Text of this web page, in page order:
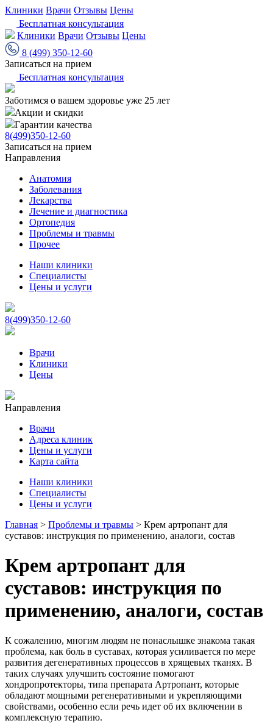
Клиники Врачи Отзывы Цены
Бесплатная консультация
Клиники Врачи Отзывы Цены
8 (499) 350-12-60
Записаться на прием
Бесплатная консультация
Заботимся о вашем здоровье уже 25 лет
Акции и скидки
Гарантии качества
8(499)350-12-60
Записаться на прием
Направления
Анатомия
Заболевания
Лекарства
Лечение и диагностика
Ортопедия
Проблемы и травмы
Прочее
Наши клиники
Специалисты
Цены и услуги
8(499)350-12-60
Врачи
Клиники
Цены
Направления
Врачи
Адреса клиник
Цены и услуги
Карта сайта
Наши клиники
Специалисты
Цены и услуги
Главная > Проблемы и травмы > Крем артропант для
суставов: инструкция по применению, аналоги, состав
Крем артропант для
суставов: инструкция по
применению, аналоги, состав
К сожалению, многим людям не понаслышке знакома такая
проблема, как боль в суставах, которая усиливается по мере
развития дегенеративных процессов в хрящевых тканях. В
таких случаях улучшить состояние помогают
хондропротекторы, типа препарата Артропант, которые
обладают мощными регенеративными и укрепляющими
свойствами, особенно если речь идет об их включении в
комплексную терапию.